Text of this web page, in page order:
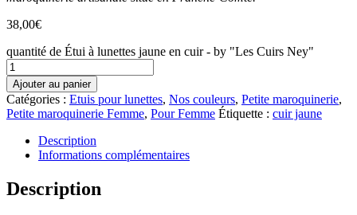
38,00€
quantité de Étui à lunettes jaune en cuir - by "Les Cuirs Ney"
Ajouter au panier
Catégories : Etuis pour lunettes, Nos couleurs, Petite maroquinerie,
Petite maroquinerie Femme, Pour Femme Étiquette : cuir jaune
Description
Informations complémentaires
Description